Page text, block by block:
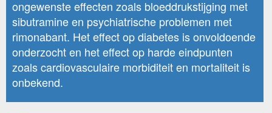
ongewenste effecten zoals bloeddrukstijging met
sibutramine en psychiatrische problemen met
rimonabant. Het effect op diabetes is onvoldoende
onderzocht en het effect op harde eindpunten
zoals cardiovasculaire morbiditeit en mortaliteit is
onbekend.